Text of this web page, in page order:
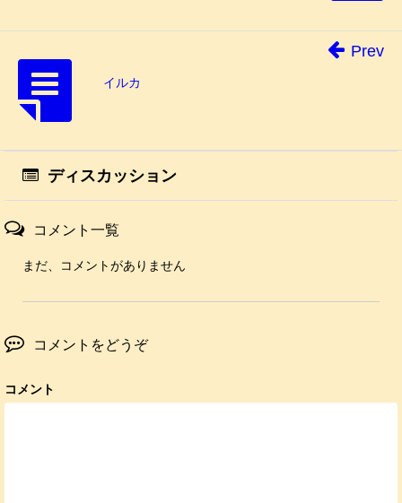
イルカ
Prev
ディスカッション
コメント一覧
まだ、コメントがありません
コメントをどうぞ
コメント